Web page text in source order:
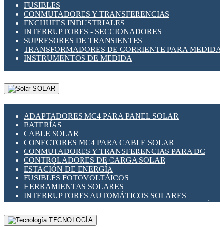
FUSIBLES
CONMUTADORES Y TRANSFERENCIAS
ENCHUFES INDUSTRIALES
INTERRUPTORES - SECCIONADORES
SUPRESORES DE TRANSIENTES
TRANSFORMADORES DE CORRIENTE PARA
INSTRUMENTOS DE MEDIDA
SOLAR
ADAPTADORES MC4 PARA PANEL SOLAR
BATERÍAS
CABLE SOLAR
CONECTORES MC4 PARA CABLE SOLAR
CONMUTADORES Y TRANSFERENCIAS PARA DC
CONTROLADORES DE CARGA SOLAR
ESTACIÓN DE ENERGÍA
FUSIBLES FOTOVOLTÁICOS
HERRAMIENTAS SOLARES
INTERRUPTORES AUTOMÁTICOS SOLARES
INTERRUPTORES - SECCIONADORES
MONTAJE PANEL SOLAR
PORTA FUSIBLES Y SECCIONADORES
TECNOLOGÍA